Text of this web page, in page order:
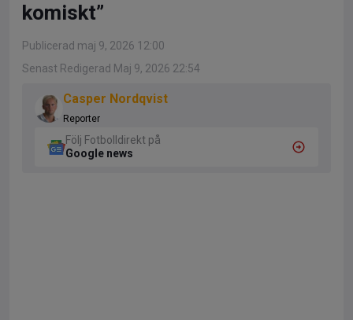
komiskt”
Publicerad maj 9, 2026 12:00
Senast Redigerad Maj 9, 2026 22:54
Casper Nordqvist
Reporter
Följ Fotbolldirekt på
Google news